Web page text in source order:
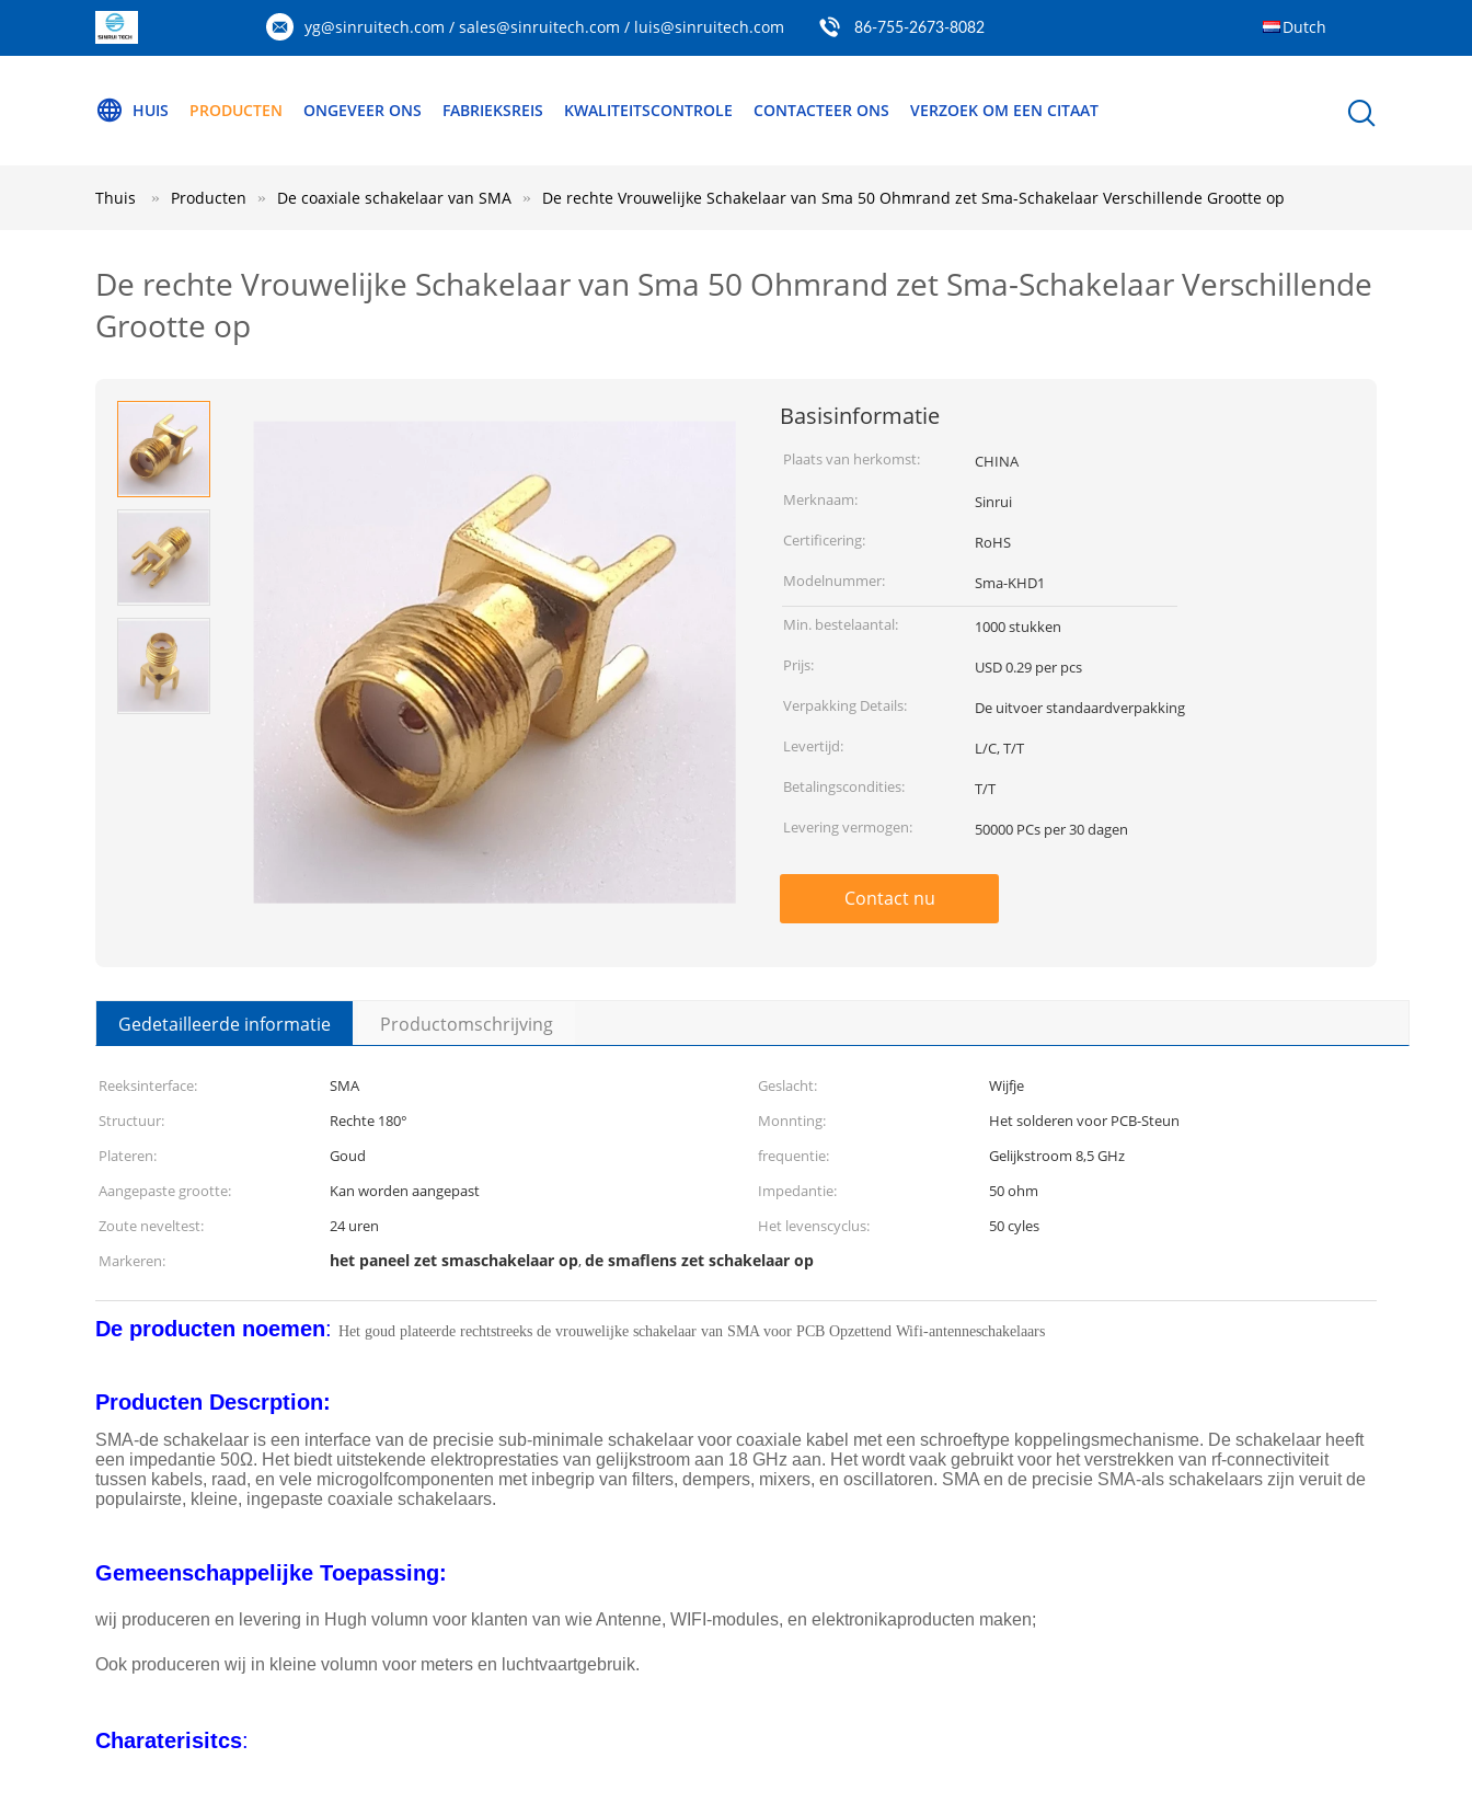
yg@sinruitech.com / sales@sinruitech.com / luis@sinruitech.com 86-755-2673-8082 Dutch
HUIS PRODUCTEN ONGEVEER ONS FABRIEKSREIS KWALITEITSCONTROLE CONTACTEER ONS VERZOEK OM EEN CITAAT
Thuis Producten De coaxiale schakelaar van SMA De rechte Vrouwelijke Schakelaar van Sma 50 Ohmrand zet Sma-Schakelaar Verschillende Grootte op
De rechte Vrouwelijke Schakelaar van Sma 50 Ohmrand zet Sma-Schakelaar Verschillende
Grootte op
Basisinformatie
Plaats van herkomst:
CHINA
Merknaam:
Sinrui
Certificering:
RoHS
Modelnummer:
Sma-KHD1
Min. bestelaantal:
1000 stukken
Prijs:
USD 0.29 per pcs
Verpakking Details:
De uitvoer standaardverpakking
Levertijd:
L/C, T/T
Betalingscondities:
T/T
Levering vermogen:
50000 PCs per 30 dagen
Contact nu
Gedetailleerde informatie Productomschrijving
Reeksinterface: SMA Geslacht:
Wijfje
Structuur:
Rechte 180° Monnting:
Het solderen voor PCB-Steun
Plateren:
Goud frequentie:
Gelijkstroom 8,5 GHz
Aangepaste grootte:
Kan worden aangepast Impedantie:
50 ohm
Zoute neveltest:
24 uren Het levenscyclus:
50 cyles
Markeren:
het paneel zet smaschakelaar op,de smaflens zet schakelaar op
De producten noemen: Het goud plateerde rechtstreeks de vrouwelijke schakelaar van SMA voor PCB Opzettend Wifi-antenneschakelaars
Producten Descrption:
SMA-de schakelaar is een interface van de precisie sub-minimale schakelaar voor coaxiale kabel met een schroeftype koppelingsmechanisme. De schakelaar heeft
een impedantie 50Ω. Het biedt uitstekende elektroprestaties van gelijkstroom aan 18 GHz aan. Het wordt vaak gebruikt voor het verstrekken van rf-connectiviteit
tussen kabels, raad, en vele microgolfcomponenten met inbegrip van filters, dempers, mixers, en oscillatoren. SMA en de precisie SMA-als schakelaars zijn veruit de
populairste, kleine, ingepaste coaxiale schakelaars.
Gemeenschappelijke Toepassing:
wij produceren en levering in Hugh volumn voor klanten van wie Antenne, WIFI-modules, en elektronikaproducten maken;
Ook produceren wij in kleine volumn voor meters en luchtvaartgebruik.
Charaterisitcs: